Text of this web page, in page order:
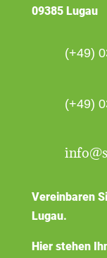
09385 Lugau
(+49)
(+49)
Vereinbaren
Lugau.
Hier stehen